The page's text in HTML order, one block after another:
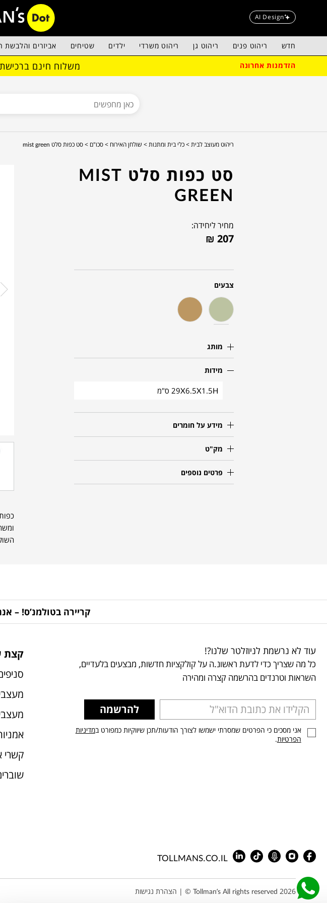
AI Design
חדש ריהוט פנים ריהוט גן ריהוט משרדי ילדים שטיחים אביזרים והלבשת
הזדמנות אחרונה משלוח חינם
ריהוט מעוצב לבית > כלי בית ומתנות > שולחן האירוח > סכו"ם > סט כפות סלט mist green
סט כפות סלט MIST
GREEN
מחיר ליחידה:
₪ 207
צבעים
מותג
מידות
29X6.5X1.5H ס"מ
מידע על חומרים
מק"ט
פרטים נוספים
קריירה בטולמנ’ס! –
עוד לא נרשמת לניוזלטר שלנו?!
כל מה שצריך כדי לדעת ראשונ.ה על קולקציות חדשות, מבצעים בלעדיים,
השראות וטרנדים בהרשמה קצרה ומהירה
להרשמה
אני מסכים כי הפרטים שמסרתי ישמשו לצורך הודעות/תכן שיווקיות כמפורט במדיניות
הפרטיות.
TOLLMANS.CO.IL
קצת
קשרי
Tollman’s All rights reserved 2026 © | הצהרת נגישות